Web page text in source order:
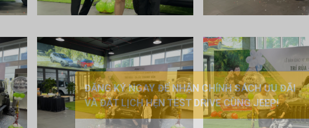
ĐĂNG KÝ NGAY ĐỂ NHẬN CHÍNH SÁCH ƯU ĐÃI
VÀ ĐẶT LỊCH HẸN TEST DRIVE CÙNG JEEP!